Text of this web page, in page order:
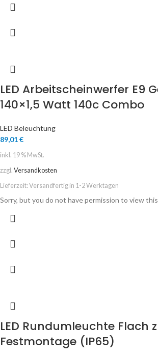
LED Arbeitscheinwerfer E9
140×1,5 Watt 140c Combo
LED Beleuchtung
89,01€
inkl. 19 % MwSt.
zzgl. Versandkosten
Lieferzeit: Versandfertig in 1-2 Werktagen
Sorry, but you do not have permission to view
LED Rundumleuchte Flach
Festmontage (IP65)